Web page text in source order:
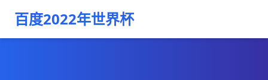
百度2022年世界杯